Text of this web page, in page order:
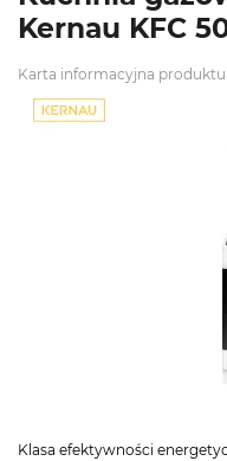
Kernau KFC
Karta informacyjna produktu
Klasa efektywności